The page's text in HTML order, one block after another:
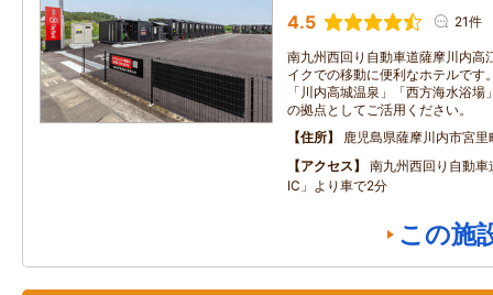
4.5 21件
南九州西回り自動車道薩摩川内高
イクでの移動に便利なホテルです
「川内高城温泉」「西方海水浴
の拠点としてご活用ください。
住所
鹿児島県薩摩川内市宮
アクセス
南九州西回り自動
IC」より車で2分
この施